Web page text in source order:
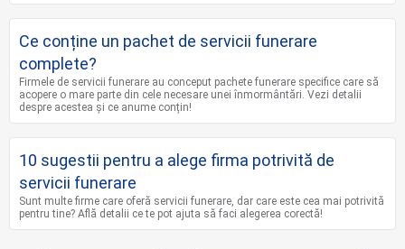
Ce conține un pachet de servicii funerare
complete?
Firmele de servicii funerare au conceput pachete funerare specifice care să
acopere o mare parte din cele necesare unei înmormântări. Vezi detalii
despre acestea și ce anume conțin!
10 sugestii pentru a alege firma potrivită de
servicii funerare
Sunt multe firme care oferă servicii funerare, dar care este cea mai potrivită
pentru tine? Află detalii ce te pot ajuta să faci alegerea corectă!